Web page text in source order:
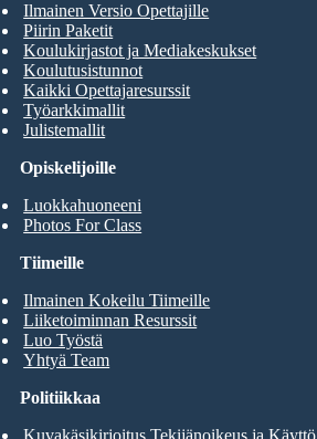
Opiskelijoille
Luokkahuoneeni
Photos For Class
Ilmainen Versio Opettajille
Piirin Paketit
Koulukirjastot ja Mediakeskukset
Koulutusistunnot
Kaikki Opettajaresurssit
Työarkkimallit
Julistemallit
Tiimeille
Ilmainen Kokeilu Tiimeille
Liiketoiminnan Resurssit
Luo Työstä
Yhtyä Team
Politiikkaa